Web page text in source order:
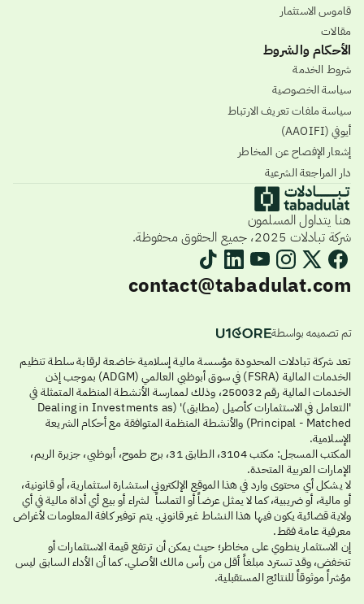
قاموس الاستثمار
مقالات
الأحكام والشروط
شروط الخدمة
سياسة الخصوصية
سياسة ملفات تعريف الارتباط
أيوفي (AAOIFI)
إشعار الإفصاح عن المخاطر
دار المراجعة الشرعية
هنا يتداول المسلمون
شركة تبادلات 2025، جميع الحقوق محفوظة.
contact@tabadulat.com
تم تصميمه بواسطة
تعد شركة تبادلات المحدودة مؤسسة مالية إسلامية خاضعة لرقابة سلطة تنظيم
الخدمات المالية (FSRA) في سوق أبوظبي العالمي (ADGM) بموجب إذن
الخدمات المالية رقم 250032، وذلك لممارسة الأنشطة المنظمة المتمثلة في
'التعامل في الاستثمارات كأصيل (مطابق)' (Dealing in Investments as
Principal - Matched) والأنشطة المنظمة المتوافقة مع أحكام الشريعة
الإسلامية.
المكتب المسجل: مكتب 3104، الطابق 31، برج طموح، أبوظبي، جزيرة الريم،
الإمارات العربية المتحدة.
لا يشكل أي محتوى وارد في هذا الموقع الإلكتروني استشارة استثمارية، أو قانونية،
أو مالية، أو ضريبية، كما لا يمثل عرضاً أو التماساً لشراء أو بيع أي أداة مالية في أي
ولاية قضائية يكون فيها هذا النشاط غير قانوني. يتم توفير كافة المعلومات لأغراض
معرفية عامة فقط.
إن الاستثمار ينطوي على مخاطر؛ حيث يمكن أن ترتفع قيمة الاستثمارات أو
تنخفض، وقد تسترد مبلغاً أقل من رأس مالك الأصلي. كما أن الأداء السابق ليس
مؤشراً موثوقاً للنتائج المستقبلية.